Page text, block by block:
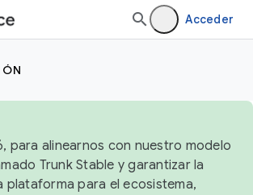
Acceder
para alinearnos con nuestro modelo
Trunk Stable y garantizar la
plataforma para el ecosistema,